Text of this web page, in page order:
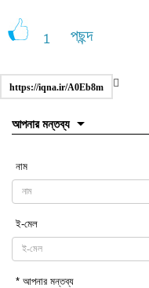
1 পছন্দ
https://iqna.ir/A0Eb8m
আপনার মন্তব্য
নাম
ই-মেল
* আপনার মন্তব্য